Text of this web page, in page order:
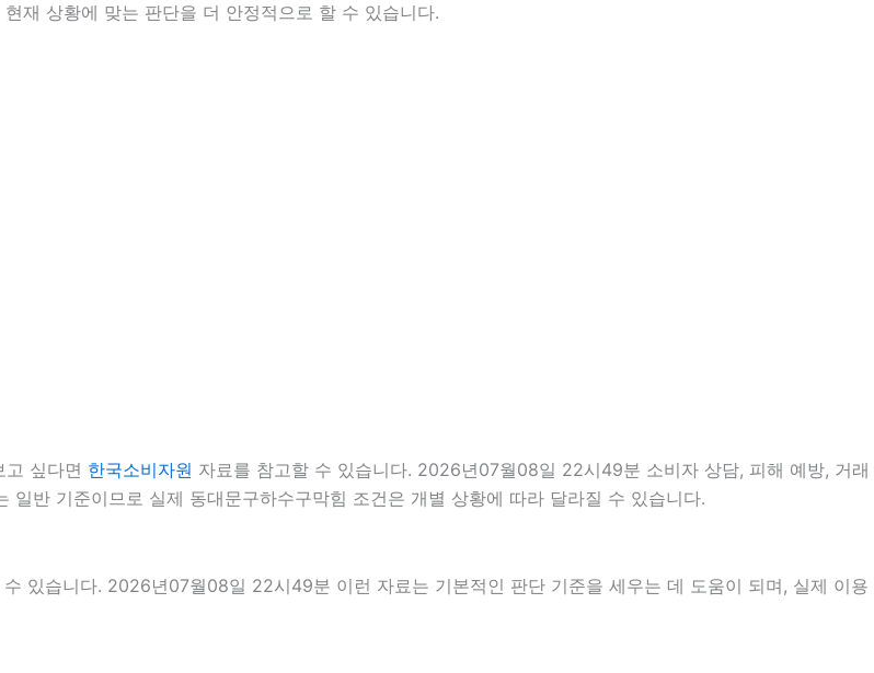
재 상황에 맞는 판단을 더 안정적으로 할 수 있습니다.
싶다면 한국소비자원 자료를 참고할 수 있습니다. 2026년07월08일 22시49분 소비자 상담, 피해 예방, 거래
반 기준이므로 실제 동대문구하수구막힘 조건은 개별 상황에 따라 달라질 수 있습니다.
있습니다. 2026년07월08일 22시49분 이런 자료는 기본적인 판단 기준을 세우는 데 도움이 되며, 실제 이용